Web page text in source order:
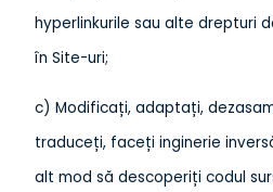
hyperlinkurile sau alte drepturi
în Site-uri;
c) Modificați, adaptați,
traduceți, faceți inginerie
alt mod să descoperiți codul